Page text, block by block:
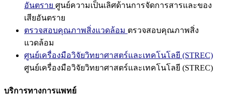
อันตราย ศูนย์ความเป็นเลิศด้านการจัดการสารและของ
เสียอันตราย
ตรวจสอบคุณภาพสิ่งแวดล้อม ตรวจสอบคุณภาพสิ่ง
แวดล้อม
ศูนย์เครื่องมือวิจัยวิทยาศาสตร์และเทคโนโลยี (STREC)
ศูนย์เครื่องมือวิจัยวิทยาศาสตร์และเทคโนโลยี (STREC)
บริการทางการแพทย์